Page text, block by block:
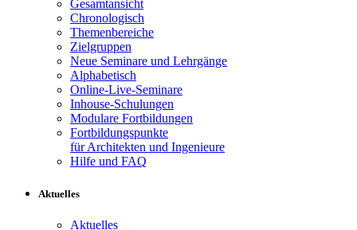
Gesamtansicht
Chronologisch
Themenbereiche
Zielgruppen
Neue Seminare und Lehrgänge
Alphabetisch
Online-Live-Seminare
Inhouse-Schulungen
Modulare Fortbildungen
Fortbildungspunkte
für Architekten und Ingenieure
Hilfe und FAQ
Aktuelles
Aktuelles